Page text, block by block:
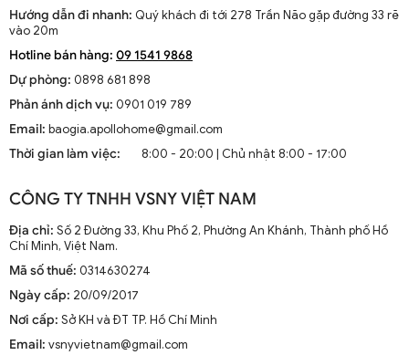
tiến với thiết kế hiện đại, động cơ mạnh mẽ và khả năng
cứu để nâng cao hiệu suất và thẩm mỹ của sản phẩm.
Xu hướng hiện tại trên thị trường
Hiện nay, quạt trần cánh dài không chỉ là thiết bị làm mát
sống. Chúng kết hợp công nghệ tiên tiến như điều khiển
1.2. Cấu Tạo và Nguyên Lý Hoạt Động
Cấu trúc tổng thể của quạt trần cánh dài
cơ, cánh quạt, bộ điều khiển và thân quạt. Các cánh quạt
được chế tạo từ chất liệu như gỗ, kim loại hoặc
Hướng dẫn đi nhanh: Quý khách đi tới 278 Trần Não gặp đường 33 rẽ
vào 20m
Hotline bán hàng: 09 1541 9868
Dự phòng: 0898 681 898
Phản ánh dịch vụ: 0901 019 789
Email: baogia.apollohome@gmail.com
Thời gian làm việc:
8:00 - 20:00 | Chủ nhật 8:00 - 17:00
CÔNG TY TNHH VSNY VIỆT NAM
Địa chỉ: Số 2 Đường 33, Khu Phố 2, Phường An Khánh, Thành phố Hồ
Chí Minh, Việt Nam.
Mã số thuế: 0314630274
Ngày cấp: 20/09/2017
Nơi cấp: Sở KH và ĐT TP. Hồ Chí Minh
Email: vsnyvietnam@gmail.com